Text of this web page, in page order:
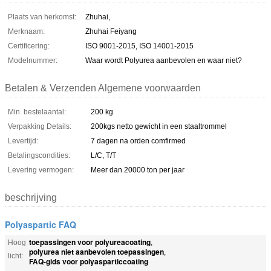
Plaats van herkomst:
Zhuhai,
Merknaam:
Zhuhai Feiyang
Certificering:
ISO 9001-2015, ISO 14001-2015
Modelnummer:
Waar wordt Polyurea aanbevolen en waar niet?
Betalen & Verzenden Algemene voorwaarden
Min. bestelaantal:
200 kg
Verpakking Details:
200kgs netto gewicht in een staaltrommel
Levertijd:
7 dagen na orden comfirmed
Betalingscondities:
L/C, T/T
Levering vermogen:
Meer dan 20000 ton per jaar
beschrijving
Polyaspartic FAQ
Hoog
licht:
toepassingen voor polyureacoating,
polyurea niet aanbevolen toepassingen,
FAQ-gids voor polyasparticcoating